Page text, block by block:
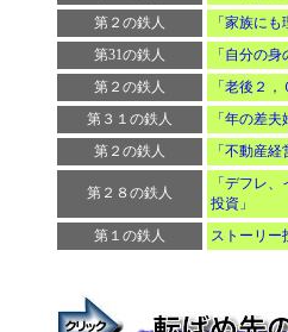
第２の鉄人
「家族に
第31の鉄人
「自分の
第２の鉄人
「老後２
第３１の鉄人
「年の差
第２の鉄人
「不動産
第２８の鉄人
「デフレ
投資」
第１の鉄人
ストーリー